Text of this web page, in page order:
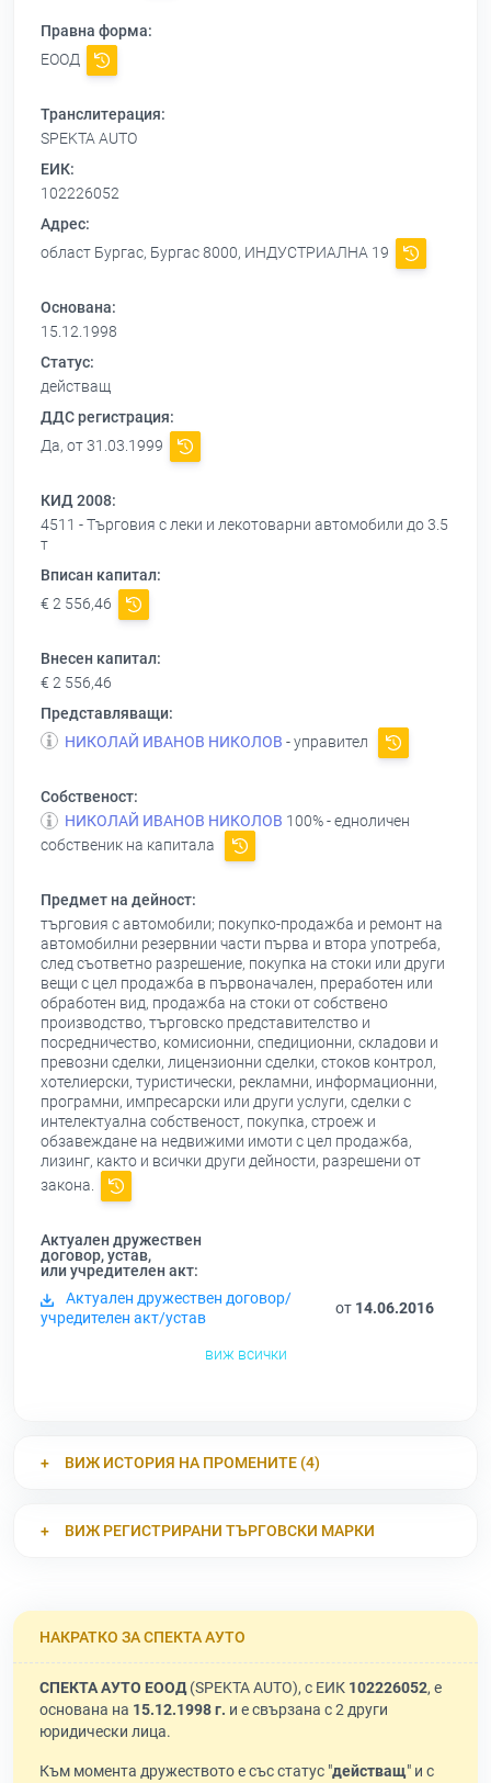
Правна форма:
ЕООД
Транслитерация:
SPEKTA AUTO
ЕИК:
102226052
Адрес:
област Бургас, Бургас 8000, ИНДУСТРИАЛНА 19
Основана:
15.12.1998
Статус:
действащ
ДДС регистрация:
Да, от 31.03.1999
КИД 2008:
4511 - Търговия с леки и лекотоварни автомобили до 3.5
т
Вписан капитал:
€ 2 556,46
Внесен капитал:
€ 2 556,46
Представляващи:
НИКОЛАЙ ИВАНОВ НИКОЛОВ - управител
Собственост:
НИКОЛАЙ ИВАНОВ НИКОЛОВ 100% - едноличен
собственик на капитала
Предмет на дейност:
търговия с автомобили; покупко-продажба и ремонт на
автомобилни резервнии части първа и втора употреба,
след съответно разрешение, покупка на стоки или други
вещи с цел продажба в първоначален, преработен или
обработен вид, продажба на стоки от собствено
производство, търговско представителство и
посредничество, комисионни, спедиционни, складови и
превозни сделки, лицензионни сделки, стоков контрол,
хотелиерски, туристически, рекламни, информационни,
програмни, импресарски или други услуги, сделки с
интелектуална собственост, покупка, строеж и
обзавеждане на недвижими имоти с цел продажба,
лизинг, както и всички други дейности, разрешени от
закона.
Актуален дружествен
договор, устав,
или учредителен акт:
Актуален дружествен договор/
учредителен акт/устав
от 14.06.2016
виж всички
ВИЖ ИСТОРИЯ НА ПРОМЕНИТЕ (4)
ВИЖ РЕГИСТРИРАНИ ТЪРГОВСКИ МАРКИ
НАКРАТКО ЗА СПЕКТА АУТО
СПЕКТА АУТО ЕООД(SPEKTA AUTO), с ЕИК 102226052, е
основана на 15.12.1998 г. и е свързана с 2 други
юридически лица.
Към момента дружеството е със статус "действащ" и с